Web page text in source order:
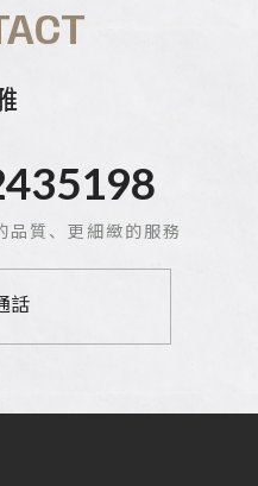
品質、更細緻的服務
話